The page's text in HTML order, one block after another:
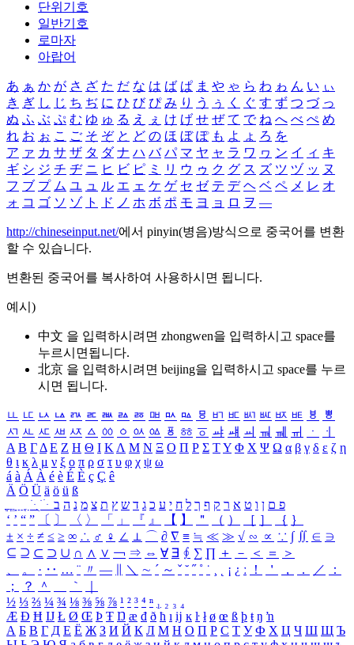
단위기호
일반기호
로마자
아랍어
あ ぁ か が さ ざ た だ な は ば ぱ ま や ゃ ら わ ゎ ん い ぃ
き ぎ し じ ち ぢ に ひ び ぴ み り う ぅ く ぐ す ず つ づ っ
ぬ ふ ぶ ぷ む ゆ ゅ る え ぇ け げ せ ぜ て で ね へ べ ぺ め
れ お ぉ こ ご そ ぞ と ど の ほ ぼ ぽ も よ ょ ろ を
ア ァ カ サ ザ タ ダ ナ ハ バ パ マ ヤ ャ ラ ワ ヮ ン イ ィ キ
ギ シ ジ チ ヂ ニ ヒ ビ ピ ミ リ ウ ゥ ク グ ス ズ ツ ヅ ッ ヌ
フ ブ プ ム ユ ュ ル エ ェ ケ ゲ セ ゼ テ デ ヘ ベ ペ メ レ オ
ォ コ ゴ ソ ゾ ト ド ノ ホ ボ ポ モ ヨ ョ ロ ヲ ―
http://chineseinput.net/에서 pinyin(병음)방식으로 중국어를 변환
할 수 있습니다.
변환된 중국어를 복사하여 사용하시면 됩니다.
예시)
中文 을 입력하시려면 zhongwen을 입력하시고 space를
누르시면됩니다.
北京 을 입력하시려면 beijing을 입력하시고 space를 누르
시면 됩니다.
ㅥ ㅦ ㅧ ㅨ ㅩ ㅪ ㅫ ㅬ ㅭ ㅮ ㅯ ㅰ ㅱ ㅲ ㅳ ㅴ ㅵ ㅶ ㅷ ㅸ
ㅹ
ㅺ ㅻ ㅼ ㅽ ㅾ ㅿ ㆀ ㆁ ㆂ ㆃ ㆄ ㆅ ㆆ ㆇ ㆈ ㆉ ㆊ ㆋ ㆌ ㆍ
ㆎ
Α Β ΓΔ Ε Ζ Η Θ Ι ΚΛ Μ Ν Ξ Ο Π Ρ Σ ΤΥ Φ Χ Ψ Ω α β γ δ ε ζ η
θ ι κ λ μ ν ξ ο π ρ σ τ υ φ χ ψ ω
á à Á À é è É È ç Ç ê
Ä Ö Ü ä ö ü ß
ִֶֹ ֻּ ׁׂ פ ם ן ו ט א ר ק ף ך ל ח י ע כ ג ד ש ץ ת צ מ נ ה ב
‘ ’ “ ” 〔 〕 〈 〉 「 」 『 』 【 】 ＂ （ ） ［ ］ ｛ ｝
± × ÷ ≠ ≤ ≥ ∞ ∴ ♂ ♀ ∠ ⊥ ⌒ ∂ ∇ ≡ ≒ ≪ ≫ √ ∽ ∝ ∵ ∫ ∬ ∈ ∋
⊆ ⊇ ⊂ ⊃ ∪ ∩ ∧ ∨ ￢ ⇒ ⇔ ∀ ∃ ∮ ∑ ∏ ＋ － ＜ ＝
＞
、
。 · ‥ … ¨ 〃 ― ＼ ∼ ´ ～ ˇ ˘ ˝ ˚ ˙ ¸ ¡ ¿ ː ！ ＇ ， ． ／
：
；
？ ＾ ｀
½ ⅓ ⅔ ¼ ¾ ⅛ ⅜ ⅝ ⅞ ¹ ² ³ ⁴ ⁿ ₁ ₂ ₃ ₄
Æ Ð Ħ Ĳ Ł Ø Œ Þ Ŧ Ŋ æ đ ð ħ ı ĳ ĸ ŀ ł ø œ ß þ ŧ ŋ ŉ
А Б В Г Д Е Ё Ж З И Й К Л М Н О П Р С Т У Ф Х Ц Ч Ш Щ Ъ